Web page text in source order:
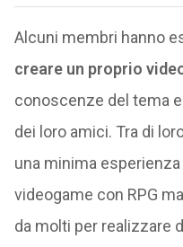
Alcuni membri hanno
creare un proprio
conoscenze del tema
dei loro amici. Tra di
una minima
videogame con RPG
da molti per realizzare